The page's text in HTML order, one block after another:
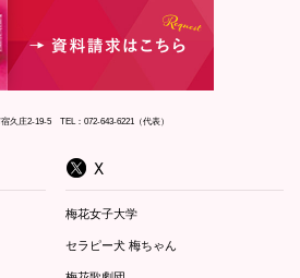
久庄2-19-5 TEL：072-643-6221（代表）
梅花女子大学
セラピー犬 梅ちゃん